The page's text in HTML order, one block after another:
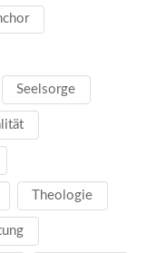
Seelsorge
Theologie